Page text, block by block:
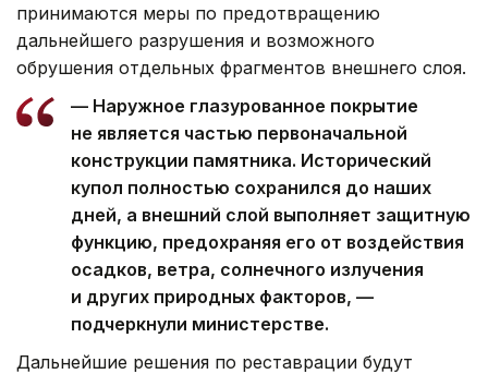
принимаются меры по предотвращению
дальнейшего разрушения и возможного
обрушения отдельных фрагментов внешнего слоя.
— Наружное глазурованное покрытие
не является частью первоначальной
конструкции памятника. Исторический
купол полностью сохранился до наших
дней, а внешний слой выполняет защитную
функцию, предохраняя его от воздействия
осадков, ветра, солнечного излучения
и других природных факторов, —
подчеркнули министерстве.
Дальнейшие решения по реставрации будут